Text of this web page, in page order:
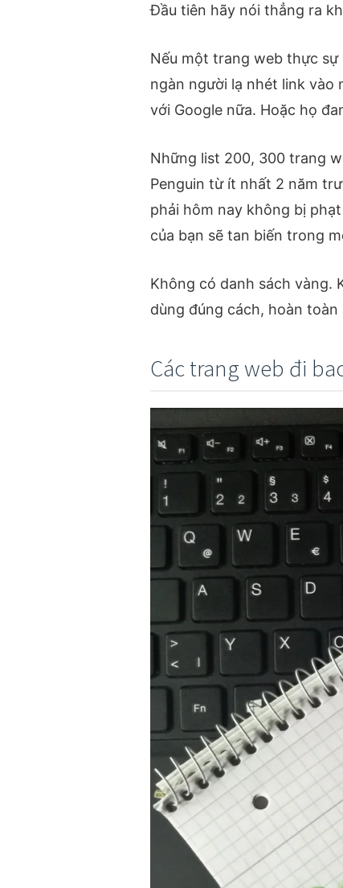
Đầu tiên hãy nói thẳng ra
Nếu một trang web thực
ngàn người lạ nhét link vào
với Google nữa. Hoặc họ
Những list 200, 300 trang
Penguin từ ít nhất 2 năm
phải hôm nay không bị
của bạn sẽ tan biến trong
Không có danh sách vàng.
dùng đúng cách, hoàn
Các trang web đi